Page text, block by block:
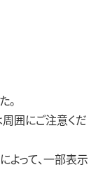
。
囲にご注意くだ
よって、一部表示